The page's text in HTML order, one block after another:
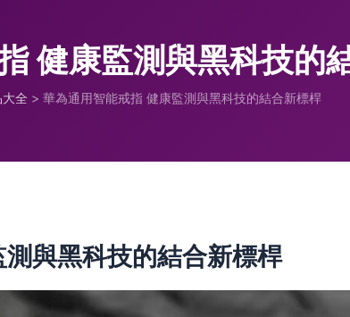
健康監測與黑科技的
全 > 華為通用智能戒指 健康監測與黑科技的結合新標桿
與黑科技的結合新標桿